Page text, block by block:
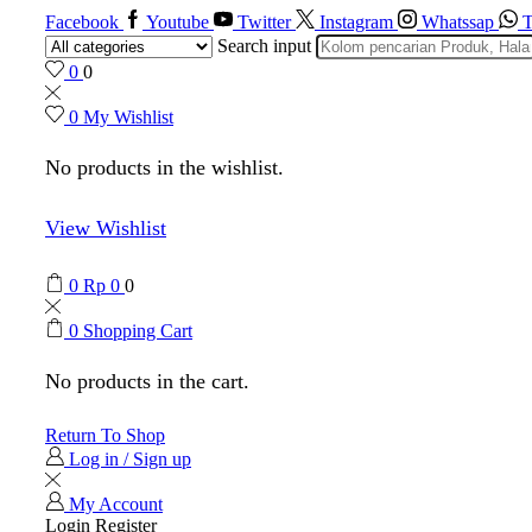
Facebook Youtube Twitter Instagram Whatssap
Search input
0 0
0 My Wishlist
No products in the wishlist.
View Wishlist
0 Rp 0 0
0 Shopping Cart
No products in the cart.
Return To Shop
Log in / Sign up
My Account
Login Register